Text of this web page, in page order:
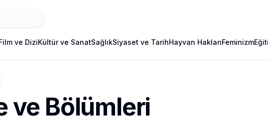
ve DiziKültür ve SanatSağlıkSiyaset ve TarihHayvan HaklarıFeminizm
ve Bölümleri